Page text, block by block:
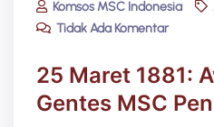
Komsos MSC Indonesia
Tidak Ada Komentar
25 Maret 1881:
Gentes MSC